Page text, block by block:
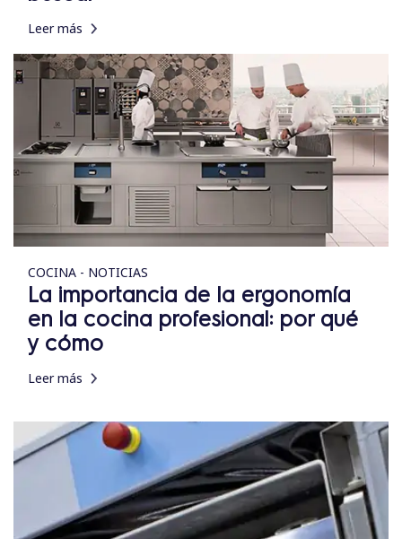
Leer más
COCINA - NOTICIAS
La importancia de la ergonomía
en la cocina profesional: por qué
y cómo
Leer más